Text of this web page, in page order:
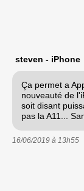
steven - iPhone
Ça permet a
nouveauté de
soit disant
pas la A11...
16/06/2019 à 13h55